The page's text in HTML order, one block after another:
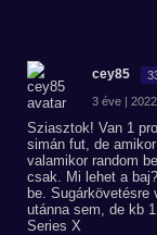
cey85
3 éve |
Sziasztok! Van 1
simán fut, de
valamikor random
csak. Mi lehet a
be.
utánna sem, de kb
Series X